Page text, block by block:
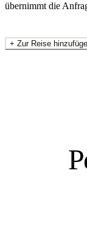
übernimmt die
+ Zur Reise